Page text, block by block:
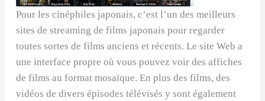
Pour les cinéphiles japonais, c’est l’un des meilleurs
sites de streaming de films japonais pour regarder
toutes sortes de films anciens et récents. Le site Web a
une interface propre où vous pouvez voir des affiches
de films au format mosaïque. En plus des films, des
vidéos de divers épisodes télévisés y sont également